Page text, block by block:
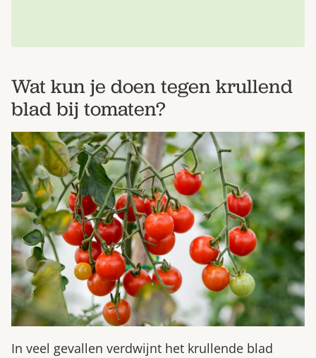
Wat kun je doen tegen krullend
blad bij tomaten?
In veel gevallen verdwijnt het krullende blad